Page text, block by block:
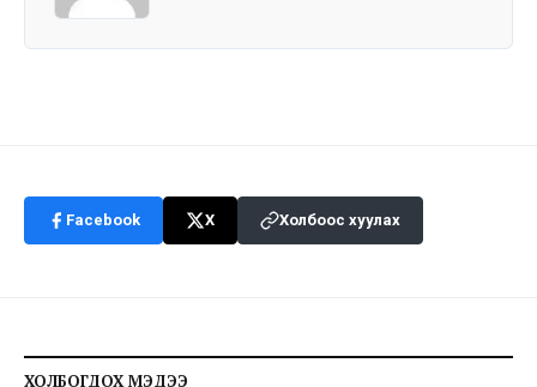
Facebook X Холбоос хуулах
ХОЛБОГДОХ МЭДЭЭ